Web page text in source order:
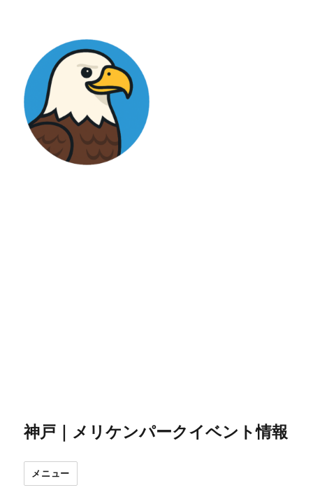
神戸｜メリケンパークイベント情報
メニュー